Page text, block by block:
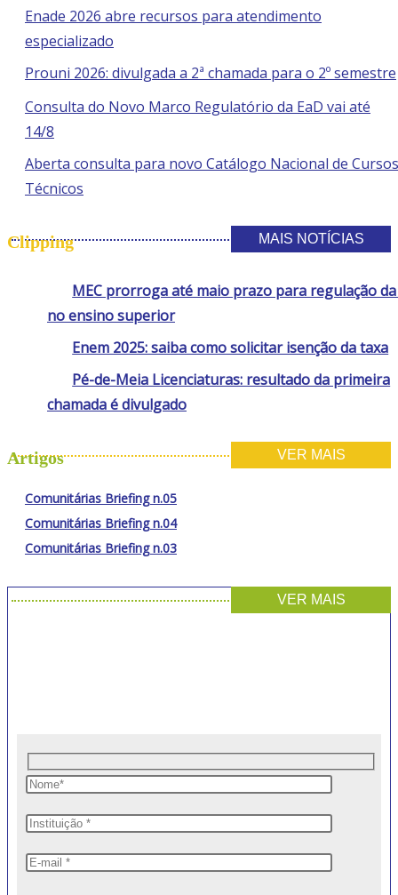
panel.
Enade 2026 abre recursos para atendimento
especializado
Prouni 2026: divulgada a 2ª chamada para o 2º semestre
Consulta do Novo Marco Regulatório da EaD vai até
14/8
Aberta consulta para novo Catálogo Nacional de Cursos
Técnicos
MAIS NOTÍCIAS
Clipping
MEC prorroga até maio prazo para regulação da
no ensino superior
Enem 2025: saiba como solicitar isenção da taxa
Pé-de-Meia Licenciaturas: resultado da primeira
chamada é divulgado
VER MAIS
Artigos
Comunitárias Briefing n.05
Comunitárias Briefing n.04
Comunitárias Briefing n.03
VER MAIS